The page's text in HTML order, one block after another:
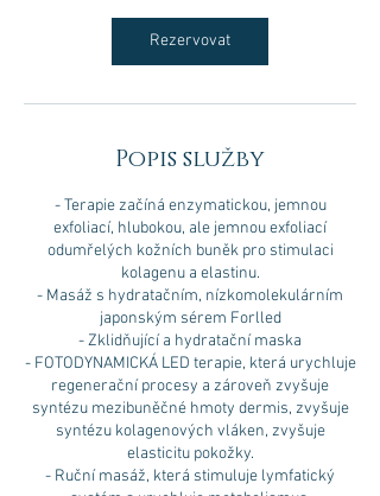
Rezervovat
Popis služby
- Terapie začíná enzymatickou, jemnou
exfoliací, hlubokou, ale jemnou exfoliací
odumřelých kožních buněk pro stimulaci
kolagenu a elastinu.
- Masáž s hydratačním, nízkomolekulárním
japonským sérem Forlled
- Zklidňující a hydratační maska
- FOTODYNAMICKÁ LED terapie, která urychluje
regenerační procesy a zároveň zvyšuje
syntézu mezibuněčné hmoty dermis, zvyšuje
syntézu kolagenových vláken, zvyšuje
elasticitu pokožky.
- Ruční masáž, která stimuluje lymfatický